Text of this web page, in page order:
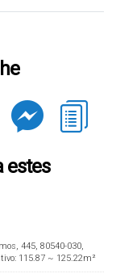
estes
445, 80540-030,
115.87 ~ 125.22m²
, Útil: 119.53~